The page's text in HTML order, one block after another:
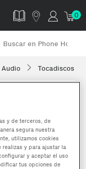
0
Audio Tocadiscos
y de terceros, de
segura nuestra
utilizamos cookies
realizas y para ajustar la
y aceptar el uso
tus opciones de